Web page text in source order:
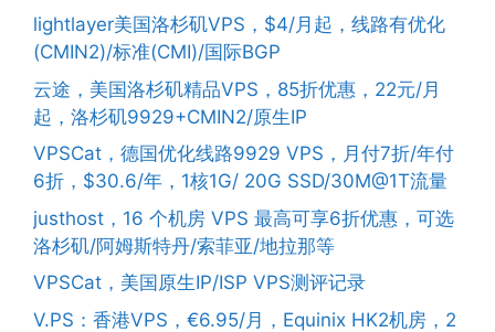
lightlayer美国洛杉矶VPS，$4/月起，线路有优化
(CMIN2)/标准(CMI)/国际BGP
云途，美国洛杉矶精品VPS，85折优惠，22元/月
起，洛杉矶9929+CMIN2/原生IP
VPSCat，德国优化线路9929 VPS，月付7折/年付
6折，$30.6/年，1核1G/ 20G SSD/30M@1T流量
justhost，16 个机房 VPS 最高可享6折优惠，可选
洛杉矶/阿姆斯特丹/索菲亚/地拉那等
VPSCat，美国原生IP/ISP VPS测评记录
V.PS：香港VPS，€6.95/月，Equinix HK2机房，2